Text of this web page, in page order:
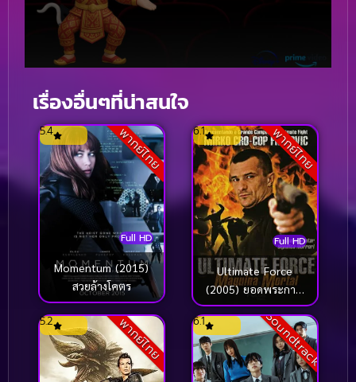
เรื่องอื่นๆที่น่าสนใจ
พากย์ไทย
Full HD
5.4
Momentum (2015)
สวยล้างโคตร
พากย์ไทย
Full HD
6.1
Ultimate Force
(2005) ยอดพระกาฬ
สังหารเดือด
พากย์ไทย
5.2 Soundtrack
6.1